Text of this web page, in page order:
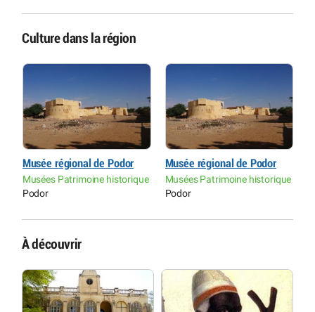
Culture dans la région
Musée régional de Podor
Musées Patrimoine historique
Podor
Musée régional de Podor
Musées Patrimoine historique
Podor
À découvrir